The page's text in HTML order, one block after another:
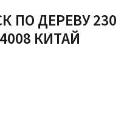
ПО ДЕРЕВУ 230
КИТАЙ